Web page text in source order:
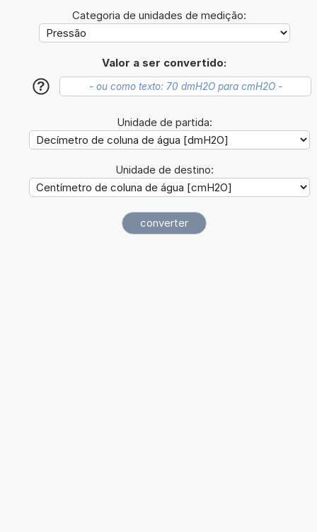
Categoria de unidades de medição:
Valor a ser convertido:
?
Unidade de partida:
Unidade de destino: